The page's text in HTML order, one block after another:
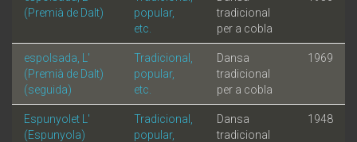
(Premià de Dalt)
popular,
etc.
tradicional
per a cobla
espolsada, L'
(Premià de Dalt)
(seguida)
Tradicional,
popular,
etc.
Dansa
tradicional
per a cobla
1969
Espunyolet L'
(Espunyola)
Tradicional,
popular,
Dansa
tradicional
1948